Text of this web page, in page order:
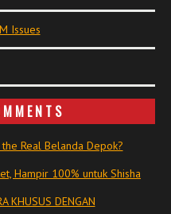
Issues
Real Belanda Depok?
Hampir 100% untuk Shisha
KHUSUS DENGAN